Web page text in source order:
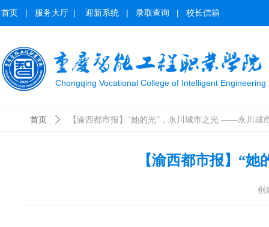
Chongqing Vocational College of Intelligent Engineering
首页 | 服务大厅 | 迎新系统 | 录取查询 | 校长信箱
【渝西都市报】“
创
首页 ꄲ 【渝西都市报】“她的光”，永川城市之光 ——永川城